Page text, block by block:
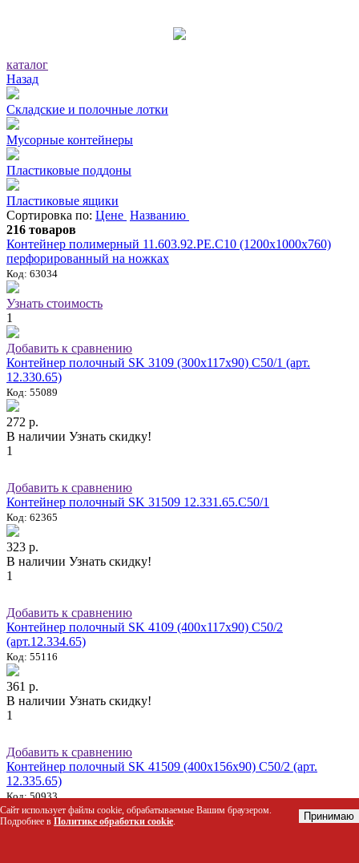
каталог
Назад
Складские и полочные лотки
Мусорные контейнеры
Пластиковые поддоны
Пластиковые ящики
Сортировка по: Цене Названию
216 товаров
Контейнер полимерный 11.603.92.РЕ.С10 (1200х1000х760)
перфорированный на ножках
Код: 63034
Узнать стоимость
1
Добавить к сравнению
Контейнер полочный SK 3109 (300х117х90) С50/1 (арт.
12.330.65)
Код: 55089
272 р.
В наличии Узнать скидку!
1
Добавить к сравнению
Контейнер полочный SK 31509 12.331.65.С50/1
Код: 62365
323 р.
В наличии Узнать скидку!
1
Добавить к сравнению
Контейнер полочный SK 4109 (400х117х90) С50/2
(арт.12.334.65)
Код: 55116
361 р.
В наличии Узнать скидку!
1
Добавить к сравнению
Контейнер полочный SK 41509 (400х156х90) С50/2 (арт.
12.335.65)
Код: 50933
435 р.
Сайт использует файлы cookie, обрабатываемые Вашим браузером.
Подробнее в Политике обработки cookie. Принимаю